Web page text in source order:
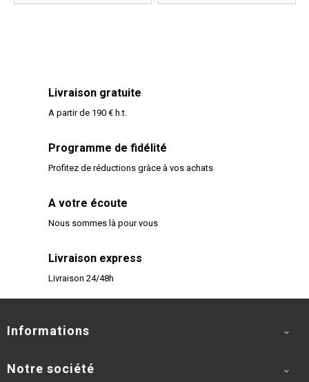
Livraison gratuite
A partir de 190 € h.t.
Programme de fidélité
Profitez de réductions gràce à vos achats
A votre écoute
Nous sommes là pour vous
Livraison express
Livraison 24/48h
Informations 
Notre société 